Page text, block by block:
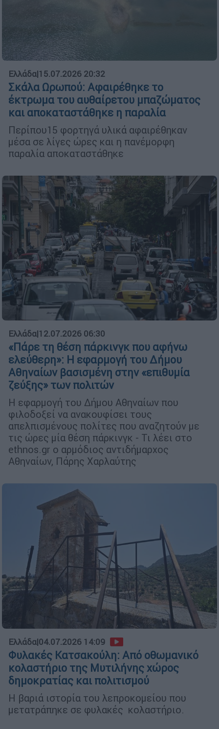
Ελλάδα|15.07.2026 20:32
Σκάλα Ωρωπού: Αφαιρέθηκε το
έκτρωμα του αυθαίρετου μπαζώματος
και αποκαταστάθηκε η παραλία
Περίπου15 φορτηγά υλικά αφαιρέθηκαν
μέσα σε λίγες ώρες και η πανέμορφη
παραλία αποκαταστάθηκε
Ελλάδα|12.07.2026 06:30
«Πάρε τη θέση πάρκινγκ που αφήνω
ελεύθερη»: Η εφαρμογή του Δήμου
Αθηναίων βασισμένη στην «επιθυμία
ζεύξης» των πολιτών
H εφαρμογή του Δήμου Αθηναίων που
φιλοδοξεί να ανακουφίσει τους
απελπισμένους πολίτες που αναζητούν με
τις ώρες μία θέση πάρκινγκ - Τι λέει στο
ethnos.gr ο αρμόδιος αντιδήμαρχος
Αθηναίων, Πάρης Χαρλαύτης
Ελλάδα|04.07.2026 14:09
Φυλακές Κατσακούλη: Από οθωμανικό
κολαστήριο της Μυτιλήνης χώρος
δημοκρατίας και πολιτισμού
Η βαριά ιστορία του λεπροκομείου που
μετατράπηκε σε φυλακές κολαστήριο.